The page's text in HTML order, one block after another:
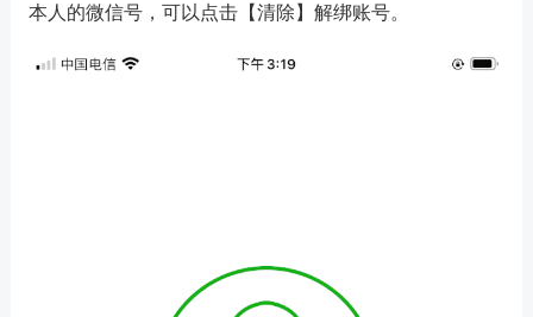
本人的微信号，可以点击【清除】解绑账号。